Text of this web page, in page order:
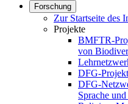
Forschung
Zur Startseite des
Projekte
BMFTR-
von
DFG-
DFG-
Sprache